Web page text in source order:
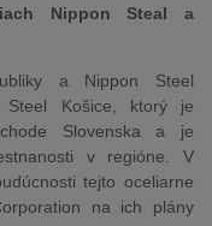
Nippon Steal a
a Nippon Steel
Košice, ktorý je
Slovenska a je
v regióne. V
tejto oceliarne
na ich plány